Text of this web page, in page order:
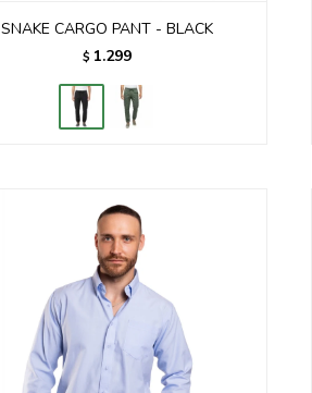
SNAKE CARGO PANT - BLACK
$ 1.299